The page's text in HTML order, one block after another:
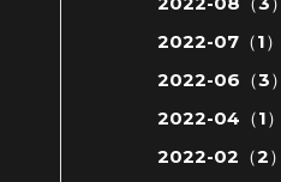
2022-07（1）
2022-06（3）
2022-04（1）
2022-02（2）